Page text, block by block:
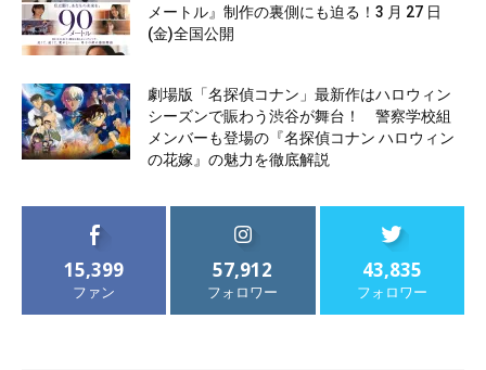
メートル』制作の裏側にも迫る！3 月 27 日
(金)全国公開
劇場版「名探偵コナン」最新作はハロウィン
シーズンで賑わう渋谷が舞台！ 警察学校組
メンバーも登場の『名探偵コナン ハロウィン
の花嫁』の魅力を徹底解説
15,399
ファン
57,912
フォロワー
43,835
フォロワー